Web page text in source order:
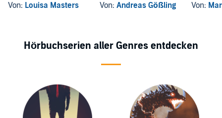
Von: Louisa Masters
Von: Andreas Gößling
Von:
Hörbuchserien aller Genres entdecken